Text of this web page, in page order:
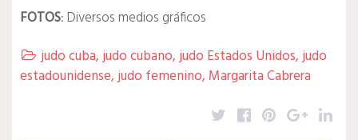
FOTOS: Diversos medios gráficos
 judo cuba,judo cubano,judo Estados Unidos,judo
estadounidense,judo femenino, Margarita Cabrera
Twitter
Facebook
Pinterest